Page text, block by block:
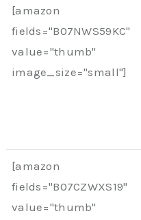
[amazon
fields="B07NWS59KC"
value="thumb"
image_size="small"]
[amazon
fields="B07CZWXS19"
value="thumb"